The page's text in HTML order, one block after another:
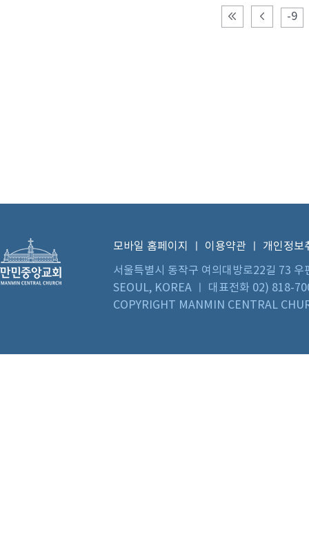
-9
모바일 홈페이지 이용약관
개인정보
서울특별시 동작구 여의대방로22길 73
SEOUL, KOREA ㅣ 대표전화 02) 818-
COPYRIGHT MANMIN CENTRAL